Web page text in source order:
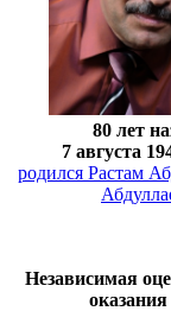
80 лет
7 августа
родился Растам
Независимая
оказания